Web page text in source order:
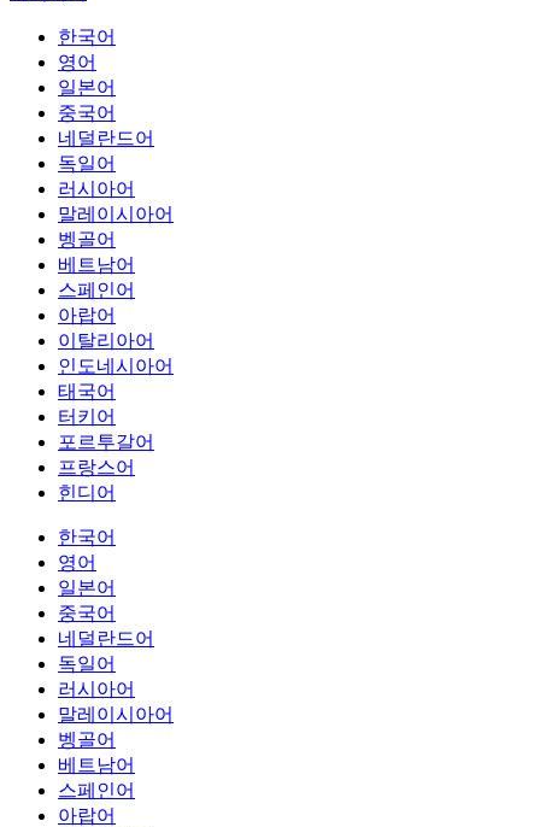
한국어
영어
일본어
중국어
네덜란드어
독일어
러시아어
말레이시아어
벵골어
베트남어
스페인어
아랍어
이탈리아어
인도네시아어
태국어
터키어
포르투갈어
프랑스어
힌디어
한국어
영어
일본어
중국어
네덜란드어
독일어
러시아어
말레이시아어
벵골어
베트남어
스페인어
아랍어